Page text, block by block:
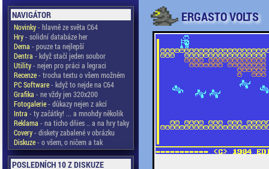
NAVIGÁTOR
Novinky- hlavně ze světa C64
Hry- solidní databáze her
Dema - pouze ta nejlepší
Dentra - když stačí jeden soubor
Utility- nejen pro práci a legraci
Recenze- trocha textu o všem možném
PC Software- když to nejde na C64
Grafika - ne vždy jen 320x200
Fotogalerie- důkazy nejen z akcí
Intra - ty začátky! ... a mnohdy několik
Reklama - na ticho dňies .. a na hry taky
Covery- diskety zabalené v obrázku
Diskuze- o všem, o ničem a tak
POSLEDNÍCH 10 Z DISKUZE
ERGASTO VOLTS